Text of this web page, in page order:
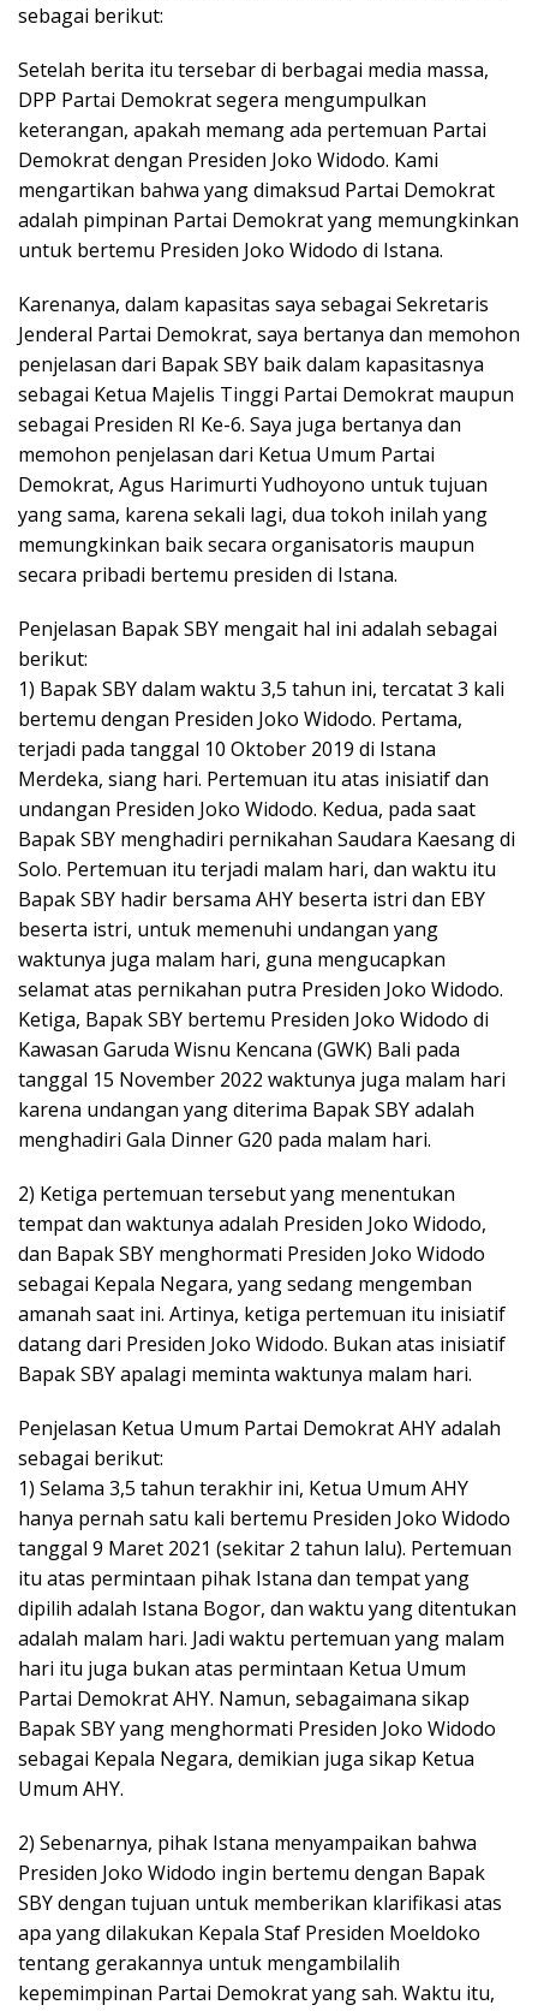
sebagai berikut:
Setelah berita itu tersebar di berbagai media massa,
DPP Partai Demokrat segera mengumpulkan
keterangan, apakah memang ada pertemuan Partai
Demokrat dengan Presiden Joko Widodo. Kami
mengartikan bahwa yang dimaksud Partai Demokrat
adalah pimpinan Partai Demokrat yang memungkinkan
untuk bertemu Presiden Joko Widodo di Istana.
Karenanya, dalam kapasitas saya sebagai Sekretaris
Jenderal Partai Demokrat, saya bertanya dan memohon
penjelasan dari Bapak SBY baik dalam kapasitasnya
sebagai Ketua Majelis Tinggi Partai Demokrat maupun
sebagai Presiden RI Ke-6. Saya juga bertanya dan
memohon penjelasan dari Ketua Umum Partai
Demokrat, Agus Harimurti Yudhoyono untuk tujuan
yang sama, karena sekali lagi, dua tokoh inilah yang
memungkinkan baik secara organisatoris maupun
secara pribadi bertemu presiden di Istana.
Penjelasan Bapak SBY mengait hal ini adalah sebagai
berikut:
1) Bapak SBY dalam waktu 3,5 tahun ini, tercatat 3 kali
bertemu dengan Presiden Joko Widodo. Pertama,
terjadi pada tanggal 10 Oktober 2019 di Istana
Merdeka, siang hari. Pertemuan itu atas inisiatif dan
undangan Presiden Joko Widodo. Kedua, pada saat
Bapak SBY menghadiri pernikahan Saudara Kaesang di
Solo. Pertemuan itu terjadi malam hari, dan waktu itu
Bapak SBY hadir bersama AHY beserta istri dan EBY
beserta istri, untuk memenuhi undangan yang
waktunya juga malam hari, guna mengucapkan
selamat atas pernikahan putra Presiden Joko Widodo.
Ketiga, Bapak SBY bertemu Presiden Joko Widodo di
Kawasan Garuda Wisnu Kencana (GWK) Bali pada
tanggal 15 November 2022 waktunya juga malam hari
karena undangan yang diterima Bapak SBY adalah
menghadiri Gala Dinner G20 pada malam hari.
2) Ketiga pertemuan tersebut yang menentukan
tempat dan waktunya adalah Presiden Joko Widodo,
dan Bapak SBY menghormati Presiden Joko Widodo
sebagai Kepala Negara, yang sedang mengemban
amanah saat ini. Artinya, ketiga pertemuan itu inisiatif
datang dari Presiden Joko Widodo. Bukan atas inisiatif
Bapak SBY apalagi meminta waktunya malam hari.
Penjelasan Ketua Umum Partai Demokrat AHY adalah
sebagai berikut:
1) Selama 3,5 tahun terakhir ini, Ketua Umum AHY
hanya pernah satu kali bertemu Presiden Joko Widodo
tanggal 9 Maret 2021 (sekitar 2 tahun lalu). Pertemuan
itu atas permintaan pihak Istana dan tempat yang
dipilih adalah Istana Bogor, dan waktu yang ditentukan
adalah malam hari. Jadi waktu pertemuan yang malam
hari itu juga bukan atas permintaan Ketua Umum
Partai Demokrat AHY. Namun, sebagaimana sikap
Bapak SBY yang menghormati Presiden Joko Widodo
sebagai Kepala Negara, demikian juga sikap Ketua
Umum AHY.
2) Sebenarnya, pihak Istana menyampaikan bahwa
Presiden Joko Widodo ingin bertemu dengan Bapak
SBY dengan tujuan untuk memberikan klarifikasi atas
apa yang dilakukan Kepala Staf Presiden Moeldoko
tentang gerakannya untuk mengambilalih
kepemimpinan Partai Demokrat yang sah. Waktu itu,